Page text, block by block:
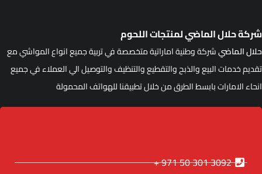
حلال الماضي لمنتجات اللحوم
الماضيشركة وطنية اماراتية متخصصة في تربية جميع انواع المواشي مع
خدمات البيع والذبح والتقطيع والتنظيف والتوصيل الي العملاء في جميع
الامارات بابسط الطرق من خلال تطبيقنا للهواتف المحمولة
3092 301 50 971 +